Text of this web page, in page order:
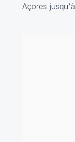
Açores